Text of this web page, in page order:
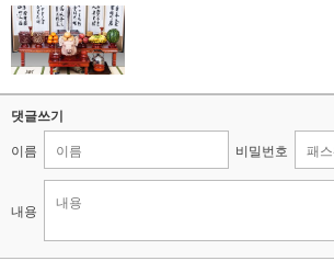
댓글쓰기
이름 비밀번호
내용